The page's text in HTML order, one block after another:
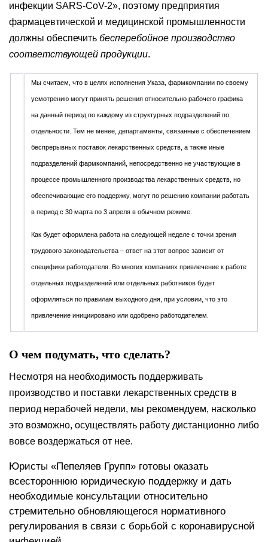
инфекции SARS-CoV-2», поэтому предприятия
фармацевтической и медицинской промышленности
должны обеспечить бесперебойное производство
соответствующей продукции.
Мы считаем, что в целях исполнения Указа, фармкомпании по своему
усмотрению могут принять решения относительно рабочего графика
на данный период по каждому из структурных подразделений по
отдельности. Тем не менее, департаменты, связанные с обеспечением
беспрерывных поставок лекарственных средств, а также иные
подразделений фармкомпаний, непосредственно не участвующие в
процессе промышленного производства лекарственных средств, но
обеспечивающие его поддержку, могут по решению компании работать
в период с 30 марта по 3 апреля в обычном режиме.
Как будет оформлена работа на следующей неделе с точки зрения
трудового законодательства – ответ на этот вопрос зависит от
специфики работодателя. Во многих компаниях привлечение к работе
отдельных подразделений или отдельных работников будет
оформляться по правилам выходного дня, при условии, что это
привлечение инициировано или одобрено работодателем.
О чем подумать, что сделать?
Несмотря на необходимость поддерживать
производство и поставки лекарственных средств в
период нерабочей недели, мы рекомендуем, насколько
это возможно, осуществлять работу дистанционно либо
вовсе воздержаться от нее.
Юристы «Пепеляев Групп» готовы оказать
всестороннюю юридическую поддержку и дать
необходимые консультации относительно
стремительно обновляющегося нормативного
регулирования в связи с борьбой с коронавирусной